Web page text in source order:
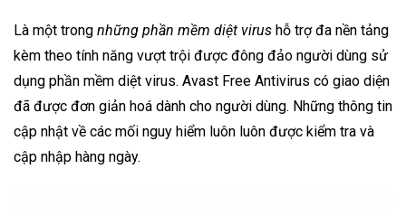
Là một trong những phần mềm diệt virus hỗ trợ đa nền tảng
kèm theo tính năng vượt trội được đông đảo người dùng sử
dụng phần mềm diệt virus. Avast Free Antivirus có giao diện
đã được đơn giản hoá dành cho người dùng. Những thông tin
cập nhật về các mối nguy hiểm luôn luôn được kiểm tra và
cập nhập hàng ngày.